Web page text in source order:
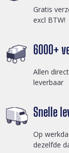
Gratis
excl BTW!
6000+
Allen
leverbaar
Snelle
Op
dezelfde